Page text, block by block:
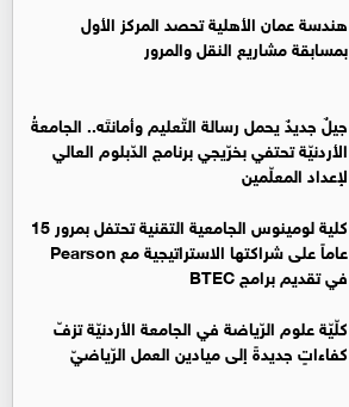
هندسة عمان الأهلية تحصد المركز الأول
بمسابقة مشاريع النقل والمرور
جيلٌ جديدٌ يحمل رسالة التّعليم وأمانتَه.. الجامعةُ
الأردنيّة تحتفي بخرّيجي برنامج الدّبلوم العالي
لإعداد المعلّمين
كلية لومينوس الجامعية التقنية تحتفل بمرور 15
عاماً على شراكتها الاستراتيجية مع Pearson
في تقديم برامج BTEC
كلّيّة علوم الرّياضة في الجامعة الأردنيّة تزفّ
كفاءاتٍ جديدةً إلى ميادين العمل الرّياضيّ